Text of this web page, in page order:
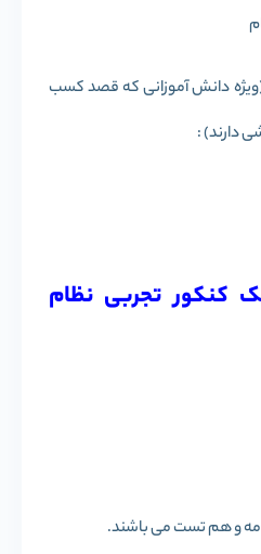
دانش آموزانی که قصد کسب
دارند) :
کنکور تجربی نظام
و هم تست می باشند.